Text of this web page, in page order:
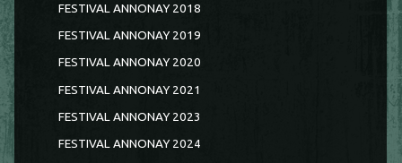
FESTIVAL ANNONAY 2018
FESTIVAL ANNONAY 2019
FESTIVAL ANNONAY 2020
FESTIVAL ANNONAY 2021
FESTIVAL ANNONAY 2023
FESTIVAL ANNONAY 2024